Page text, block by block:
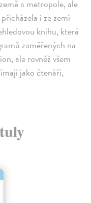
a metropole, ale
i ze zemí
knihu, která
zaměřených na
ale rovněž všem
jako čtenáři,